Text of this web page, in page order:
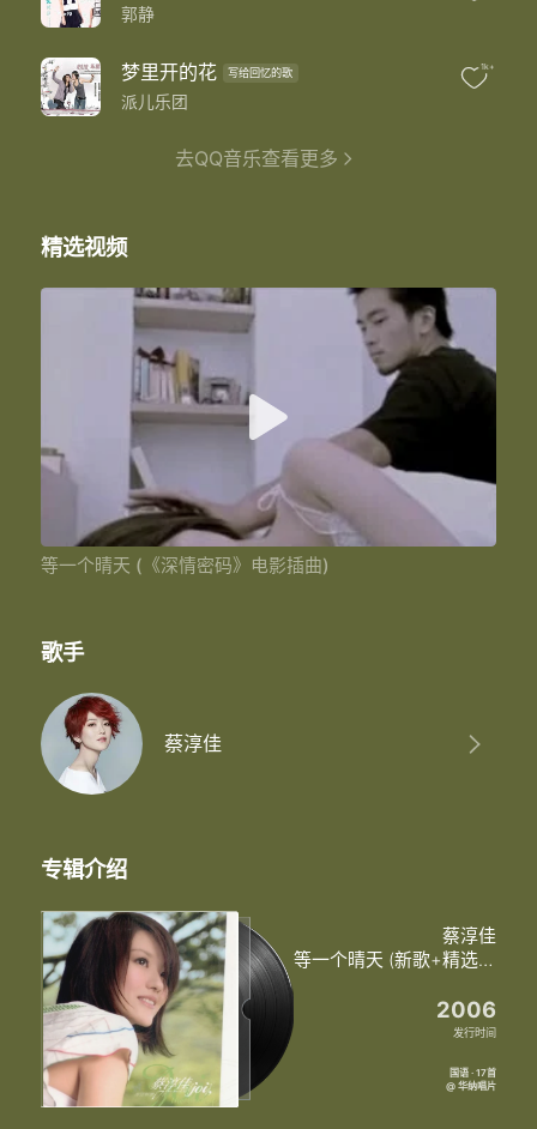
让我像 那风筝贴着天空的脸
让爱是今生不断的线
郭静
梦里开的花 写给回忆的歌
派儿乐团
1k+
去QQ音乐查看更多
精选视频
等一个晴天 (《深情密码》电影插曲)
歌手
蔡淳佳
专辑介绍
蔡淳佳
等一个晴天 (新歌+精选) (台湾版)
2006
发行时间
国语 · 17首
@ 华纳唱片